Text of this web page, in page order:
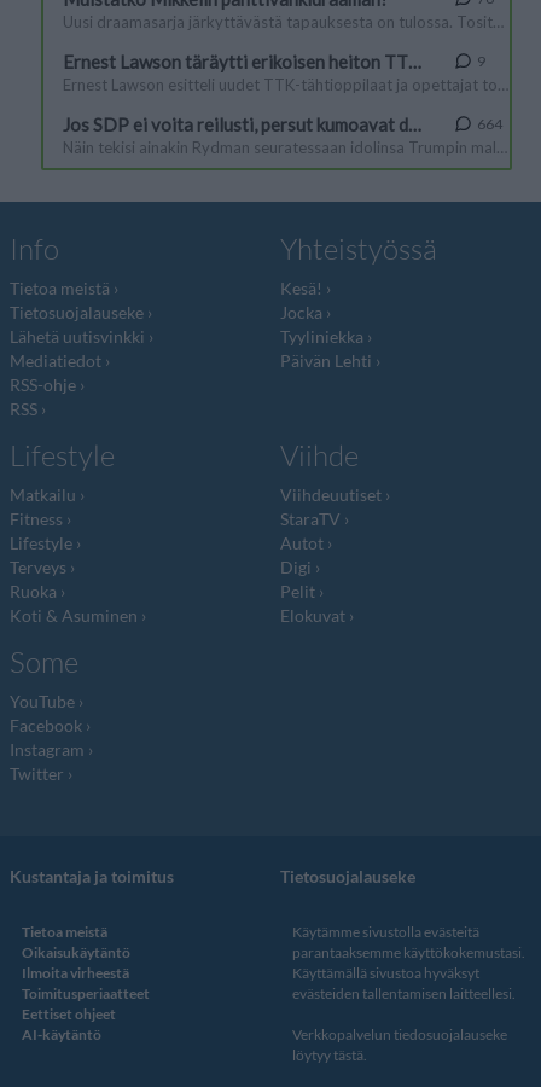
Info
Tietoa meistä
Tietosuojalauseke
Lähetä uutisvinkki
Mediatiedot
RSS-ohje
RSS
Yhteistyössä
Kesä!
Jocka
Tyyliniekka
Päivän Lehti
Lifestyle
Matkailu
Fitness
Lifestyle
Terveys
Ruoka
Koti & Asuminen
Viihde
Viihdeuutiset
StaraTV
Autot
Digi
Pelit
Elokuvat
Some
YouTube
Facebook
Instagram
Twitter
Kustantaja ja toimitus
Tietoa meistä
Oikaisukäytäntö
Ilmoita virheestä
Toimitusperiaatteet
Eettiset ohjeet
AI-käytäntö
Tietosuojalauseke
Käytämme sivustolla evästeitä
parantaaksemme käyttökokemustasi.
Käyttämällä sivustoa hyväksyt
evästeiden tallentamisen laitteellesi.
Verkkopalvelun tiedosuojalauseke
löytyy tästä.